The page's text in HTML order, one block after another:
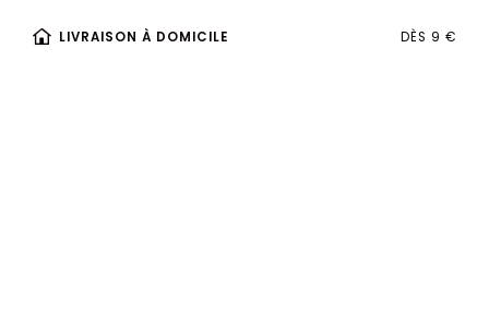
LIVRAISON À DOMICILE DÈS 9 €